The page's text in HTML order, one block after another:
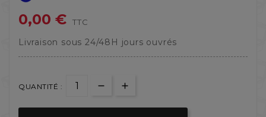
0,00 € TTC
Livraison sous 24/48H jours ouvrés
QUANTITÉ :